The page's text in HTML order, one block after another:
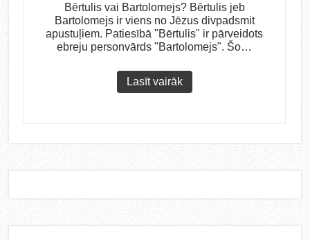
Bērtulis vai Bartolomejs? Bērtulis jeb
Bartolomejs ir viens no Jēzus divpadsmit
apustuļiem. Patiesībā "Bērtulis" ir pārveidots
ebreju personvārds "Bartolomejs". Šo…
Lasīt vairāk